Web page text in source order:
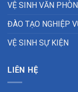
VỆ SINH VĂN
ĐÀO TẠO NGHIỆP
VỆ SINH SỰ KIỆN
LIÊN HỆ